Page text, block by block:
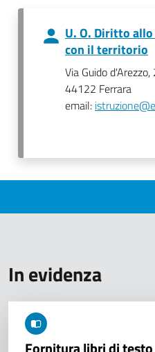
U. O. Diritto
con il territorio
Via Guido d'Arezzo,
44122 Ferrara
email:
In evidenza